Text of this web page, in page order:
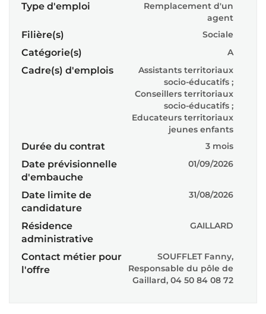
Type d'emploi
Remplacement d'un
agent
Filière(s) Sociale
Catégorie(s) A
Cadre(s) d'emplois
Assistants territoriaux
socio-éducatifs ;
Conseillers territoriaux
socio-éducatifs ;
Educateurs territoriaux
jeunes enfants
Durée du contrat 3 mois
Date prévisionnelle
d'embauche
01/09/2026
Date limite de
candidature
31/08/2026
Résidence
administrative
GAILLARD
Contact métier pour
l'offre
SOUFFLET Fanny,
Responsable du pôle de
Gaillard, 04 50 84 08 72